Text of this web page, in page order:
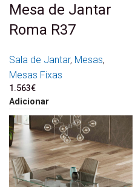
Mesa de Jantar
Roma R37
Sala de Jantar, Mesas,
Mesas Fixas
1.563€
Adicionar